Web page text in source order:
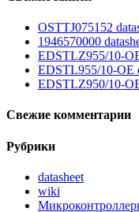
OSTTJ075152
1946570000
EDSTLZ955/10-
EDSTL955/10-OE
EDSTLZ950/10-
Свежие комментарии
Рубрики
datasheet
wiki